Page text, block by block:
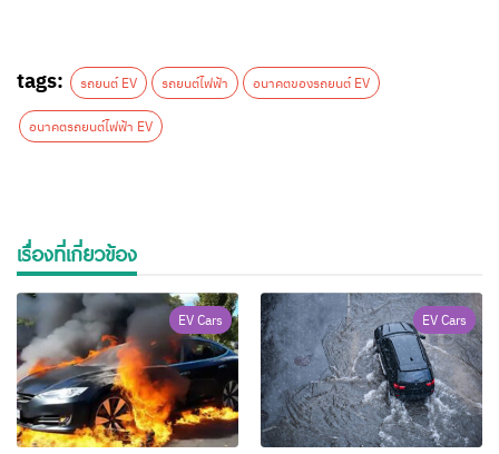
tags: รถยนต์ EV รถยนต์ไฟฟ้า อนาคตของรถยนต์ EV
อนาคตรถยนต์ไฟฟ้า EV
เรื่องที่เกี่ยวข้อง
EV Cars EV Cars